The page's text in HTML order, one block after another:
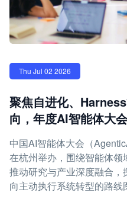
Thu Jul 02 2026
聚焦自进化、
向，年度AI智能体大
中国AI智能体大会（
在杭州举办，围绕智能体
推动研究与产业深度融合
向主动执行系统转型的路线